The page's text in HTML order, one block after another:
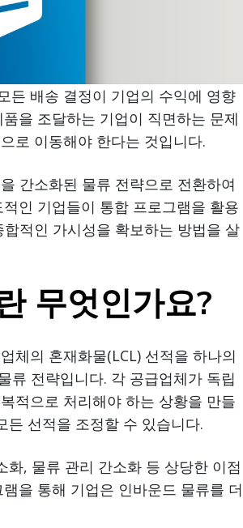
든 배송 결정이 기업의 수익에 영향
을 조달하는 기업이 직면하는 문제
로 이동해야 한다는 것입니다.
간소화된 물류 전략으로 전환하여
인 기업들이 통합 프로그램을 활용
적인 가시성을 확보하는 방법을 살
무엇인가요?
체의 혼재화물(LCL) 선적을 하나의
류 전략입니다. 각 공급업체가 독립
적으로 처리해야 하는 상황을 만들
든 선적을 조정할 수 있습니다.
, 물류 관리 간소화 등 상당한 이점
을 통해 기업은 인바운드 물류를 더